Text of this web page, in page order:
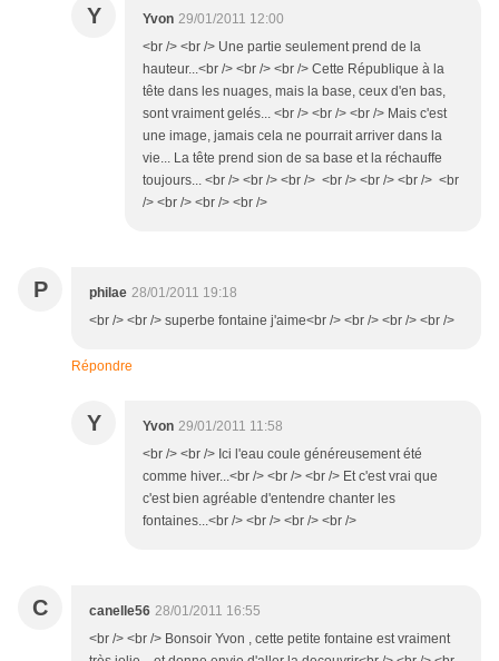
Y Yvon 29/01/2011 12:00
<br /> <br /> Une partie seulement prend de la
hauteur...<br /> <br /> <br /> Cette République à la
tête dans les nuages, mais la base, ceux d'en bas,
sont vraiment gelés... <br /> <br /> <br /> Mais c'est
une image, jamais cela ne pourrait arriver dans la
vie... La tête prend sion de sa base et la réchauffe
toujours... <br /> <br /> <br /> <br /> <br /> <br /> <br
/> <br /> <br /> <br />
P philae 28/01/2011 19:18
<br /> <br /> superbe fontaine j'aime<br /> <br /> <br /> <br />
Répondre
Y Yvon 29/01/2011 11:58
<br /> <br /> Ici l'eau coule généreusement été
comme hiver...<br /> <br /> <br /> Et c'est vrai que
c'est bien agréable d'entendre chanter les
fontaines...<br /> <br /> <br /> <br />
C canelle56 28/01/2011 16:55
<br /> <br /> Bonsoir Yvon , cette petite fontaine est vraiment